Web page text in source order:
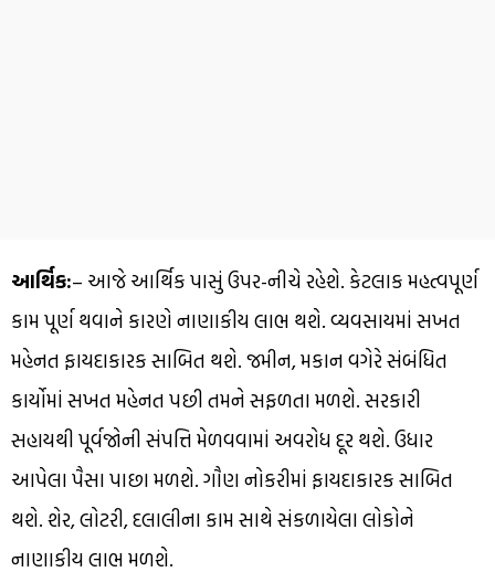
આર્થિક:– આજે આર્થિક પાસું ઉપર-નીચે રહેશે. કેટલાક મહત્વપૂર્ણ
કામ પૂર્ણ થવાને કારણે નાણાકીય લાભ થશે. વ્યવસાયમાં સખત
મહેનત ફાયદાકારક સાબિત થશે. જમીન, મકાન વગેરે સંબંધિત
કાર્યોમાં સખત મહેનત પછી તમને સફળતા મળશે. સરકારી
સહાયથી પૂર્વજોની સંપત્તિ મેળવવામાં અવરોધ દૂર થશે. ઉધાર
આપેલા પૈસા પાછા મળશે. ગૌણ નોકરીમાં ફાયદાકારક સાબિત
થશે. શેર, લોટરી, દલાલીના કામ સાથે સંકળાયેલા લોકોને
નાણાકીય લાભ મળશે.